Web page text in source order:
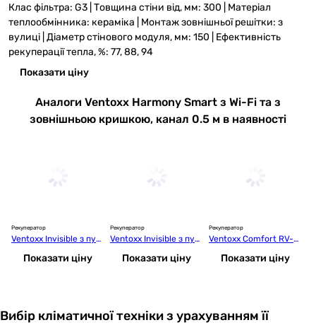
Клас фільтра: G3 | Товщина стіни від, мм: 300 | Матеріал
теплообмінника: кераміка | Монтаж зовнішньої решітки: з
вулиці | Діаметр стінового модуля, мм: 150 | Ефективність
рекуперації тепла, %: 77, 88, 94
Показати ціну
Аналоги Ventoxx Harmony Smart з Wi-Fi та з
зовнішньою кришкою, канал 0.5 м в наявності
Рекуператор
Ventoxx Invisible з пул
д 50 см
Показати ціну
Рекуператор
Ventoxx Invisible з пул
д 75 см
Показати ціну
Рекуператор
Ventoxx Comfort RV-3
Показати ціну
Вибір кліматичної техніки з урахуванням її